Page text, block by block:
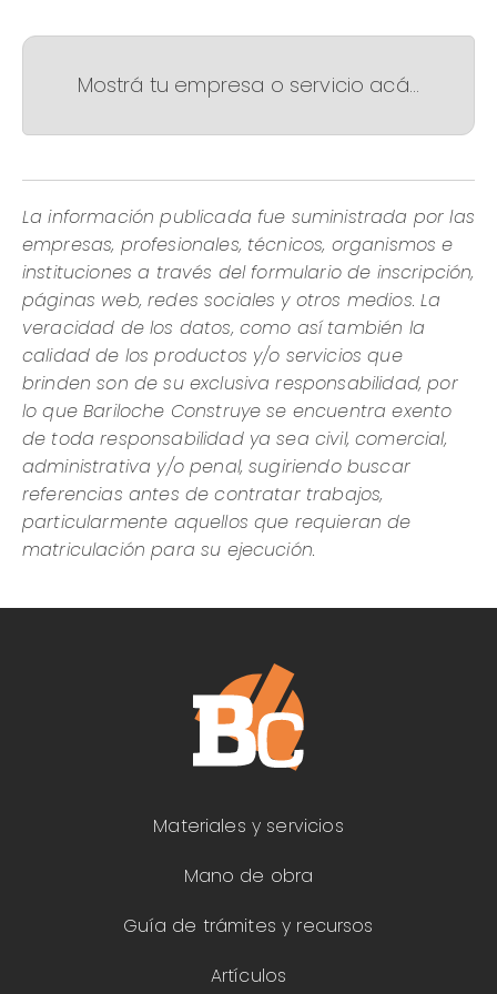
Mostrá tu empresa o servicio acá...
La información publicada fue suministrada por las
empresas, profesionales, técnicos, organismos e
instituciones a través del formulario de inscripción,
páginas web, redes sociales y otros medios. La
veracidad de los datos, como así también la
calidad de los productos y/o servicios que
brinden son de su exclusiva responsabilidad, por
lo que Bariloche Construye se encuentra exento
de toda responsabilidad ya sea civil, comercial,
administrativa y/o penal, sugiriendo buscar
referencias antes de contratar trabajos,
particularmente aquellos que requieran de
matriculación para su ejecución.
Materiales y servicios
Mano de obra
Guía de trámites y recursos
Artículos